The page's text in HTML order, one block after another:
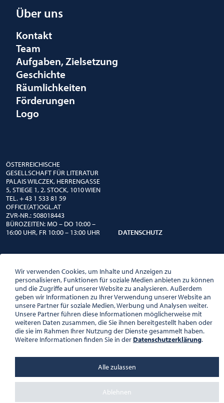
Über uns
Kontakt
Team
Aufgaben, Zielsetzung
Geschichte
Räumlichkeiten
Förderungen
Logo
ÖSTERREICHISCHE
GESELLSCHAFT FÜR LITERATUR
PALAIS WILCZEK, HERRENGASSE
5, STIEGE 1, 2. STOCK, 1010 WIEN
TEL. + 43 1 533 81 59
OFFICE(AT)OGL.AT
ZVR-NR.: 508018443
BÜROZEITEN: MO – DO 10:00 –
16:00 UHR, FR 10:00 – 13:00 UHR
DATENSCHUTZ
Wir verwenden Cookies, um Inhalte und Anzeigen zu
personalisieren, Funktionen für soziale Medien anbieten zu können
und die Zugriffe auf unserer Website zu analysieren. Außerdem
geben wir Informationen zu Ihrer Verwendung unserer Website an
unsere Partner für soziale Medien, Werbung und Analysen weiter.
Unsere Partner führen diese Informationen möglicherweise mit
weiteren Daten zusammen, die Sie ihnen bereitgestellt haben oder
die sie im Rahmen Ihrer Nutzung der Dienste gesammelt haben.
Weitere Informationen finden Sie in der Datenschutzerklärung.
Ablehnen
Alle zulassen